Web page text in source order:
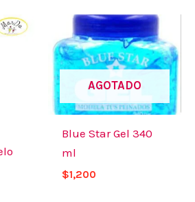
AGOTADO
Blue Star Gel 340
ml
$1,200